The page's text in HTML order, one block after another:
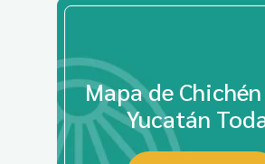
Mapa de
Yucatán